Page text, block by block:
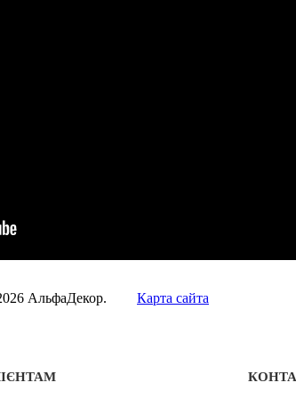
АльфаДекор. Карта сайта